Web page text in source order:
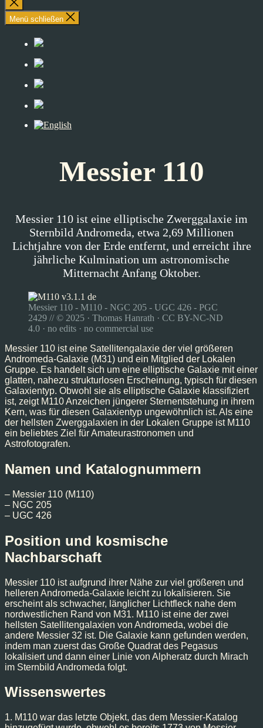
schließen
Menü schließen
Messier 110
Messier 110 ist eine elliptische Zwerggalaxie im
Sternbild Andromeda, etwa 2,69 Millionen
Lichtjahre von der Erde entfernt, und erreicht ihre
jährliche Kulmination um astronomische
Mitternacht Anfang Oktober.
Messier 110 - M110 - NGC 205 - UGC 426 - PGC
2429 // © 2025 · Thomas Hanrath · CC BY-NC-ND
4.0 · no edits · no commercial use
Messier 110 ist eine Satellitengalaxie der viel größeren
Andromeda-Galaxie (M31) und ein Mitglied der Lokalen
Gruppe. Es handelt sich um eine elliptische Galaxie mit einer
glatten, nahezu strukturlosen Erscheinung, typisch für diesen
Galaxientyp. Obwohl sie als elliptische Galaxie klassifiziert
ist, zeigt M110 Anzeichen jüngerer Sternentstehung in ihrem
Kern, was für diesen Galaxientyp ungewöhnlich ist. Als eine
der hellsten Zwerggalaxien in der Lokalen Gruppe ist M110
ein beliebtes Ziel für Amateurastronomen und
Astrofotografen.
Namen und Katalognummern
– Messier 110 (M110)
– NGC 205
– UGC 426
Position und kosmische
Nachbarschaft
Messier 110 ist aufgrund ihrer Nähe zur viel größeren und
helleren Andromeda-Galaxie leicht zu lokalisieren. Sie
erscheint als schwacher, länglicher Lichtfleck nahe dem
nordwestlichen Rand von M31. M110 ist eine der zwei
hellsten Satellitengalaxien von Andromeda, wobei die
andere Messier 32 ist. Die Galaxie kann gefunden werden,
indem man zuerst das Große Quadrat des Pegasus
lokalisiert und dann einer Linie von Alpheratz durch Mirach
im Sternbild Andromeda folgt.
Wissenswertes
1. M110 war das letzte Objekt, das dem Messier-Katalog